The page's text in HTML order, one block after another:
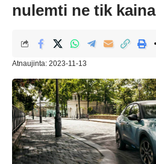
nulemti ne tik kaina
Atnaujinta: 2023-11-13